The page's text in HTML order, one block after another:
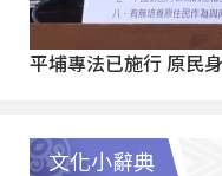
平埔專法已施行 原民
文化小辭典